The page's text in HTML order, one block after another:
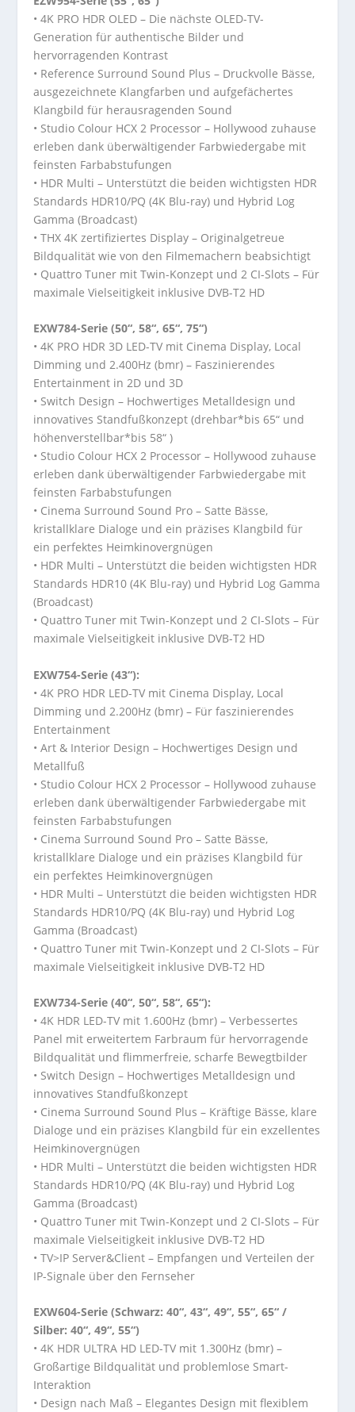
• 4K PRO HDR OLED – Die nächste OLED-TV-
Generation für authentische Bilder und
hervorragenden Kontrast
• Reference Surround Sound Plus – Druckvolle Bässe,
ausgezeichnete Klangfarben und aufgefächertes
Klangbild für herausragenden Sound
• Studio Colour HCX 2 Processor – Hollywood zuhause
erleben dank überwältigender Farbwiedergabe mit
feinsten Farbabstufungen
• HDR Multi – Unterstützt die beiden wichtigsten HDR
Standards HDR10/PQ (4K Blu-ray) und Hybrid Log
Gamma (Broadcast)
• THX 4K zertifiziertes Display – Originalgetreue
Bildqualität wie von den Filmemachern beabsichtigt
• Quattro Tuner mit Twin-Konzept und 2 CI-Slots – Für
maximale Vielseitigkeit inklusive DVB-T2 HD
EXW784-Serie (50“, 58“, 65“, 75“)
• 4K PRO HDR 3D LED-TV mit Cinema Display, Local
Dimming und 2.400Hz (bmr) – Faszinierendes
Entertainment in 2D und 3D
• Switch Design – Hochwertiges Metalldesign und
innovatives Standfußkonzept (drehbar*bis 65“ und
höhenverstellbar*bis 58“ )
• Studio Colour HCX 2 Processor – Hollywood zuhause
erleben dank überwältigender Farbwiedergabe mit
feinsten Farbabstufungen
• Cinema Surround Sound Pro – Satte Bässe,
kristallklare Dialoge und ein präzises Klangbild für
ein perfektes Heimkinovergnügen
• HDR Multi – Unterstützt die beiden wichtigsten HDR
Standards HDR10 (4K Blu-ray) und Hybrid Log Gamma
(Broadcast)
• Quattro Tuner mit Twin-Konzept und 2 CI-Slots – Für
maximale Vielseitigkeit inklusive DVB-T2 HD
EXW754-Serie (43“):
• 4K PRO HDR LED-TV mit Cinema Display, Local
Dimming und 2.200Hz (bmr) – Für faszinierendes
Entertainment
• Art & Interior Design – Hochwertiges Design und
Metallfuß
• Studio Colour HCX 2 Processor – Hollywood zuhause
erleben dank überwältigender Farbwiedergabe mit
feinsten Farbabstufungen
• Cinema Surround Sound Pro – Satte Bässe,
kristallklare Dialoge und ein präzises Klangbild für
ein perfektes Heimkinovergnügen
• HDR Multi – Unterstützt die beiden wichtigsten HDR
Standards HDR10/PQ (4K Blu-ray) und Hybrid Log
Gamma (Broadcast)
• Quattro Tuner mit Twin-Konzept und 2 CI-Slots – Für
maximale Vielseitigkeit inklusive DVB-T2 HD
EXW734-Serie (40“, 50“, 58“, 65“):
• 4K HDR LED-TV mit 1.600Hz (bmr) – Verbessertes
Panel mit erweitertem Farbraum für hervorragende
Bildqualität und flimmerfreie, scharfe Bewegtbilder
• Switch Design – Hochwertiges Metalldesign und
innovatives Standfußkonzept
• Cinema Surround Sound Plus – Kräftige Bässe, klare
Dialoge und ein präzises Klangbild für ein exzellentes
Heimkinovergnügen
• HDR Multi – Unterstützt die beiden wichtigsten HDR
Standards HDR10/PQ (4K Blu-ray) und Hybrid Log
Gamma (Broadcast)
• Quattro Tuner mit Twin-Konzept und 2 CI-Slots – Für
maximale Vielseitigkeit inklusive DVB-T2 HD
• TV>IP Server&Client – Empfangen und Verteilen der
IP-Signale über den Fernseher
EXW604-Serie (Schwarz: 40“, 43“, 49“, 55“, 65“ /
Silber: 40“, 49“, 55“)
• 4K HDR ULTRA HD LED-TV mit 1.300Hz (bmr) –
Großartige Bildqualität und problemlose Smart-
Interaktion
• Design nach Maß – Elegantes Design mit flexiblem